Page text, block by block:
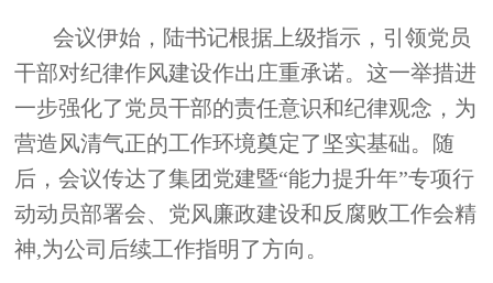
会议伊始，陆书记根据上级指示，引领党员
干部对纪律作风建设作出庄重承诺。这一举措进
一步强化了党员干部的责任意识和纪律观念，为
营造风清气正的工作环境奠定了坚实基础。随
后，会议传达了集团党建暨“能力提升年”专项行
动动员部署会、党风廉政建设和反腐败工作会精
神,为公司后续工作指明了方向。